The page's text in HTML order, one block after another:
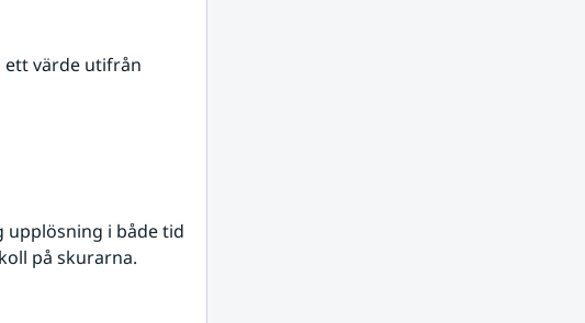
ett värde utifrån
upplösning i både tid
på skurarna.